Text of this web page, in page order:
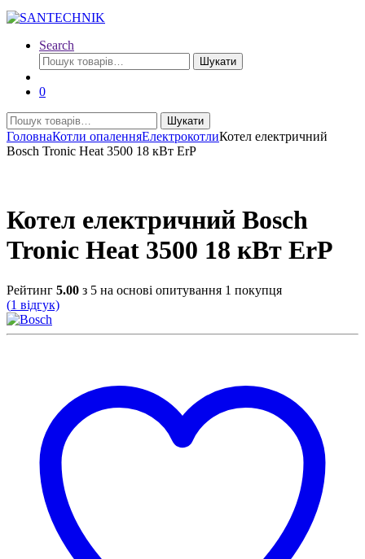
Search
Шукати:
Шукати
0
Шукати:
Шукати
ГоловнаКотли опаленняЕлектрокотлиКотел електричний
Bosch Tronic Heat 3500 18 кВт ErP
Котел електричний Bosch
Tronic Heat 3500 18 кВт ErP
Рейтинг 5.00 з 5 на основі опитування 1 покупця
(1 відгук)